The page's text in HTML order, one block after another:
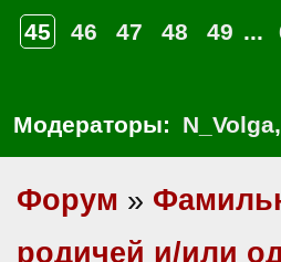
45
46 47 48 49 ...
Модераторы: N_Volga,
Форум »
родичей и/или